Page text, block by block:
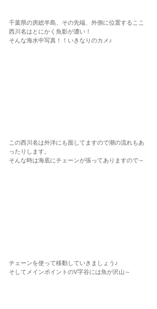
千葉県の房総半島、その先端、外側に位置するここ
西川名はとにかく魚影が濃い！
そんな海水中写真！！いきなりのカメ♪
この西川名は外洋にも面してますので潮の流れもあ
ったりします。
そんな時は海底にチェーンが張ってありますので～
チェーンを使って移動していきましょう♪
そしてメインポイントのV字谷には魚が沢山～